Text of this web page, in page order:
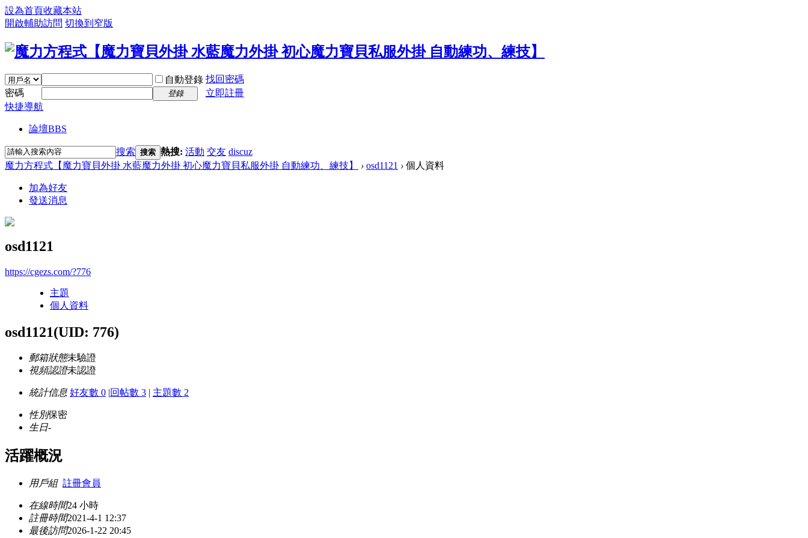
設為首頁收藏本站
開啟輔助訪問 切換到窄版
自動登錄 找回密碼
密碼
登錄
立即註冊
快捷導航
論壇BBS
搜索 搜索 熱搜: 活動 交友 discuz
魔力方程式【魔力寶貝外掛 水藍魔力外掛 初心魔力寶貝私服外掛 自動練功、練技】
› osd1121 › 個人資料
加為好友
發送消息
osd1121
https://cgezs.com/?776
主題
個人資料
osd1121(UID: 776)
郵箱狀態未驗證
視頻認證未認證
統計信息 好友數 0 |回帖數 3 | 主題數 2
性別保密
生日-
活躍概況
用戶組 註冊會員
在線時間24 小時
註冊時間2021-4-1 12:37
最後訪問2026-1-22 20:45